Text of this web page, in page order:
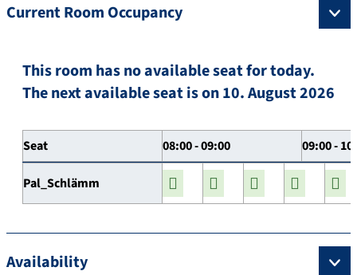
Current Room Occupancy
This room has no available seat for today.
The next available seat is on 10. August 2026
Seat 08:00 - 09:00 09:00 -
Pal_Schlämm
Availability